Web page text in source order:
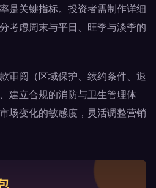
是关键指标。投资者需制作详细
考虑周末与平日、旺季与淡季的
审阅（区域保护、续约条件、退
建立合规的消防与卫生管理体
场变化的敏感度，灵活调整营销